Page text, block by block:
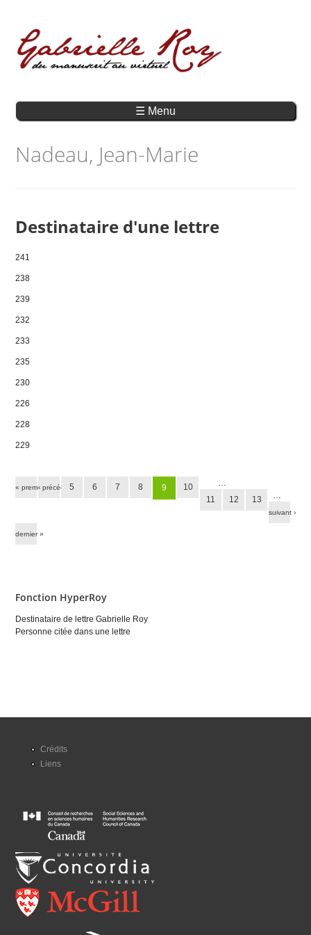
☰ Menu
Nadeau, Jean-Marie
Destinataire d'une lettre
241
238
239
232
233
235
230
226
228
229
« premier‹ précédent …
5 6 7 8 9
10
11
12 13 …
suivant ›
dernier »
Fonction HyperRoy
Destinataire de lettre Gabrielle Roy
Personne citée dans une lettre
Crédits
Liens